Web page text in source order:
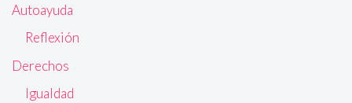
Autoayuda
Reflexión
Derechos
Igualdad